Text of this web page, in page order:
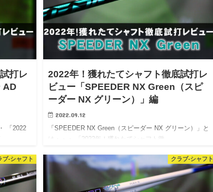
打レ
AD
「2022
2022年！獲れたてシャフト徹底試打レ
ビュー「SPEEDER NX Green（スピ
ーダー NX グリーン）」編
2022.09.12
「SPEEDER NX Green（スピーダー NX グリーン）」と
は・・・ 「2022年！獲れたてシャフト徹…
ブ-シャフト クラブ-シャフト